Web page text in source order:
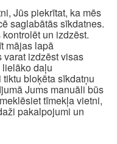
Jūs piekrītat, ka mēs
saglabātās sīkdatnes.
un izdzēst.
mājas lapā
varat izdzēst visas
daļu
bloķēta sīkdatņu
Jums manuāli būs
tīmekļa vietni,
pakalpojumi un